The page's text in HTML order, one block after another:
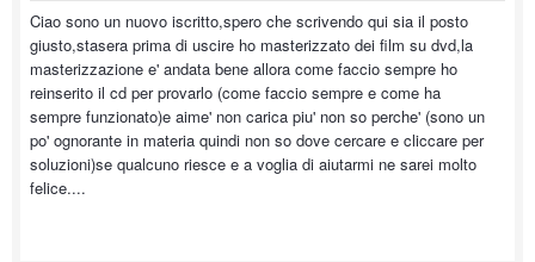
Ciao sono un nuovo iscritto,spero che scrivendo qui sia il posto
giusto,stasera prima di uscire ho masterizzato dei film su dvd,la
masterizzazione e' andata bene allora come faccio sempre ho
reinserito il cd per provarlo (come faccio sempre e come ha
sempre funzionato)e aime' non carica piu' non so perche' (sono un
po' ognorante in materia quindi non so dove cercare e cliccare per
soluzioni)se qualcuno riesce e a voglia di aiutarmi ne sarei molto
felice....